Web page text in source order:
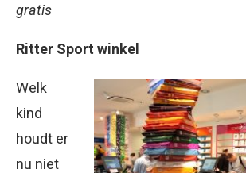
gratis
Ritter Sport winkel
Welk
kind
houdt er
nu niet